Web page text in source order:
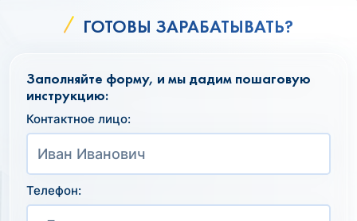
ГОТОВЫ ЗАРАБАТЫВАТЬ?
Заполняйте форму, и мы дадим пошаговую
инструкцию:
Контактное лицо:
Телефон: